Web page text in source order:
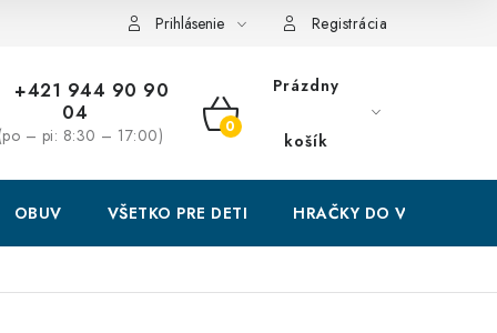
Prihlásenie Registrácia
+421 944 90 90
04
– pi: 8:30 – 17:00)
NÁKUPNÝ
Prázdny
košík
OBUV VŠETKO PRE DETI HRAČKY DO VODY